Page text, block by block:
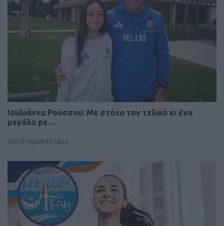
Iουλιάννα Ρούσσου: Με στόχο τον τελικό κι ένα
μεγάλο ρε…
Δείτε περισσότερα